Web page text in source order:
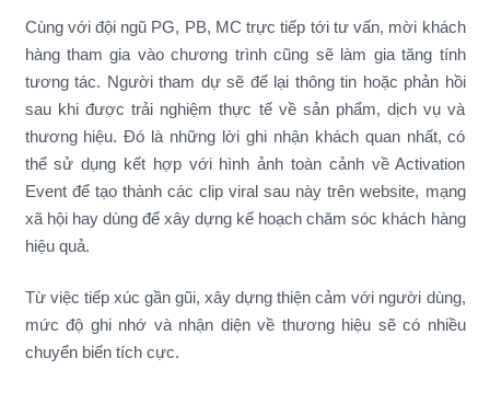
Cùng với đội ngũ PG, PB, MC trực tiếp tới tư vấn, mời khách
hàng tham gia vào chương trình cũng sẽ làm gia tăng tính
tương tác. Người tham dự sẽ để lại thông tin hoặc phản hồi
sau khi được trải nghiệm thực tế về sản phẩm, dịch vụ và
thương hiệu. Đó là những lời ghi nhận khách quan nhất, có
thể sử dụng kết hợp với hình ảnh toàn cảnh về Activation
Event để tạo thành các clip viral sau này trên website, mạng
xã hội hay dùng để xây dựng kế hoạch chăm sóc khách hàng
hiệu quả.
Từ việc tiếp xúc gần gũi, xây dựng thiện cảm với người dùng,
mức độ ghi nhớ và nhận diện về thương hiệu sẽ có nhiều
chuyển biến tích cực.